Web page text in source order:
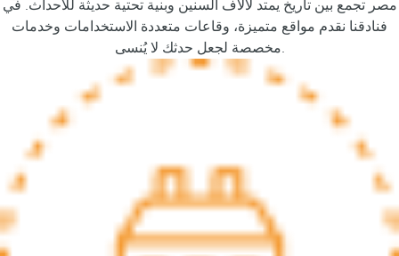
u
e
s
f
o
مصر تجمع بين تاريخ يمتد لآلاف السنين وبنية تحتية حديثة للأحداث. في
فنادقنا نقدم مواقع متميزة، وقاعات متعددة الاستخدامات وخدمات
مخصصة لجعل حدثك لا يُنسى.